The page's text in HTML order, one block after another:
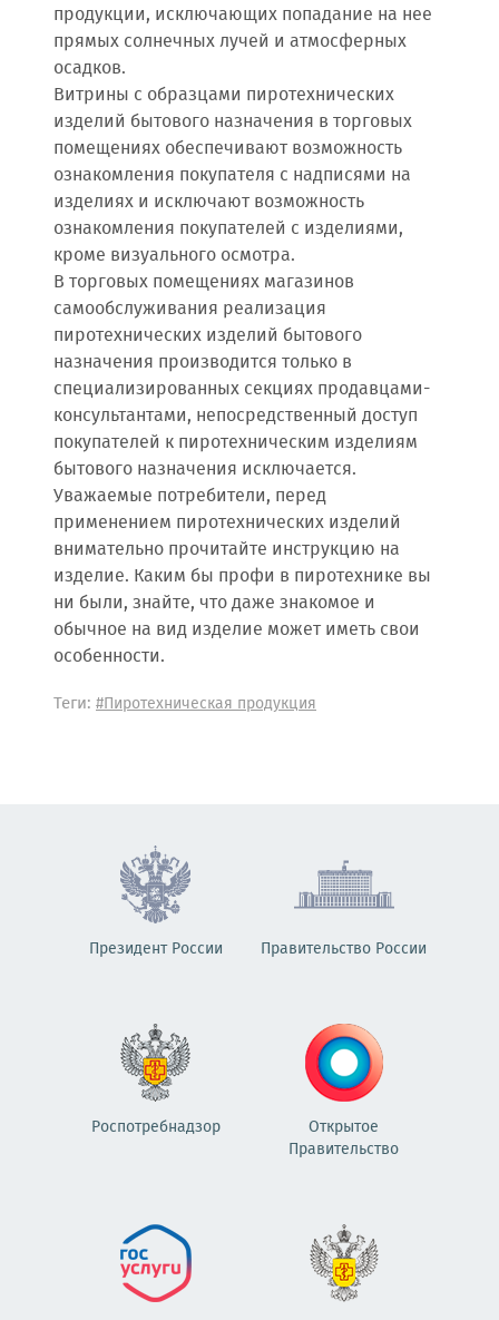
продукции, исключающих попадание на нее
прямых солнечных лучей и атмосферных
осадков.
Витрины с образцами пиротехнических
изделий бытового назначения в торговых
помещениях обеспечивают возможность
ознакомления покупателя с надписями на
изделиях и исключают возможность
ознакомления покупателей с изделиями,
кроме визуального осмотра.
В торговых помещениях магазинов
самообслуживания реализация
пиротехнических изделий бытового
назначения производится только в
специализированных секциях продавцами-
консультантами, непосредственный доступ
покупателей к пиротехническим изделиям
бытового назначения исключается.
Уважаемые потребители, перед
применением пиротехнических изделий
внимательно прочитайте инструкцию на
изделие. Каким бы профи в пиротехнике вы
ни были, знайте, что даже знакомое и
обычное на вид изделие может иметь свои
особенности.
Теги: #Пиротехническая продукция
Президент России Правительство России
Роспотребнадзор
Открытое
Правительство